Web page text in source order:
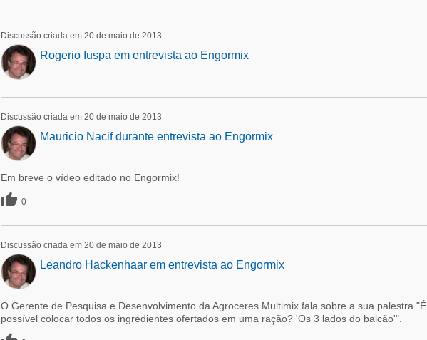
Discussão criada em 20 de maio de 2013
Rogerio Iuspa em entrevista ao Engormix
Discussão criada em 20 de maio de 2013
Mauricio Nacif durante entrevista ao Engormix
Em breve o vídeo editado no Engormix!
 0
Discussão criada em 20 de maio de 2013
Leandro Hackenhaar em entrevista ao Engormix
O Gerente de Pesquisa e Desenvolvimento da Agroceres Multimix fala sobre a sua palestra "É
possível colocar todos os ingredientes ofertados em uma ração? 'Os 3 lados do balcão'".